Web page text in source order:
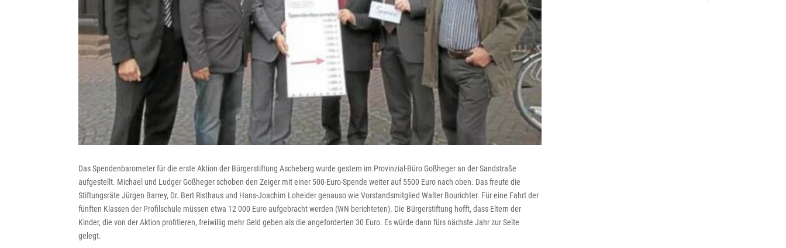
Das Spendenbarometer für die erste Aktion der Bürgerstiftung Ascheberg wurde gestern im Provinzial-Büro Goßheger an der Sandstraße
aufgestellt. Michael und Ludger Goßheger schoben den Zeiger mit einer 500-Euro-Spende weiter auf 5500 Euro nach oben. Das freute die
Stiftungsräte Jürgen Barrey, Dr. Bert Risthaus und Hans-Joachim Loheider genauso wie Vorstandsmitglied Walter Bourichter. Für eine Fahrt der
fünften Klassen der Profilschule müssen etwa 12 000 Euro aufgebracht werden (WN berichteten). Die Bürgerstiftung hofft, dass Eltern der
Kinder, die von der Aktion profitieren, freiwillig mehr Geld geben als die angeforderten 30 Euro. Es würde dann fürs nächste Jahr zur Seite
gelegt.